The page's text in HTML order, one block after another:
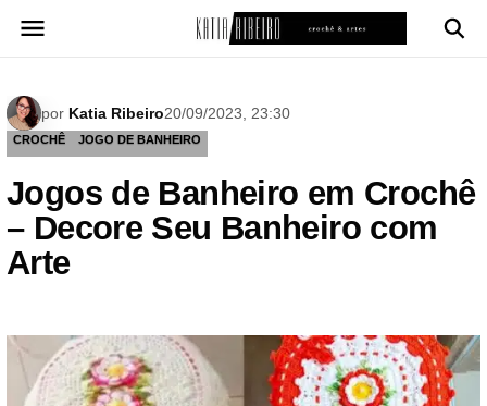
para
por Katia Ribeiro20/09/2023, 23:30
CROCHÊ JOGO DE BANHEIRO
Jogos de Banheiro em Crochê
– Decore Seu Banheiro com
Arte